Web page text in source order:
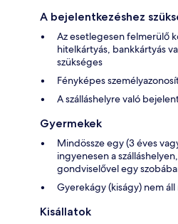
A bejelentkezéshez
Az esetlegesen felmerülő
hitelkártyás, bankkártyás
szükséges
Fényképes
A szálláshelyre való
Gyermekek
Mindössze egy (3 éves
ingyenesen a
gondviselővel egy
Gyerekágy (kiságy) nem
Kisállatok